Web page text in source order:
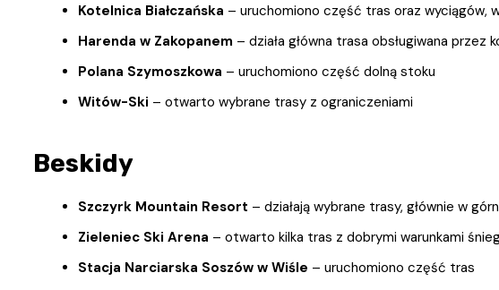
Kotelnica Białczańska – uruchomiono część tras oraz wyciągów,
Harenda w Zakopanem – działa główna trasa obsługiwana przez
Polana Szymoszkowa – uruchomiono część dolną stoku
Witów-Ski – otwarto wybrane trasy z ograniczeniami
Beskidy
Szczyrk Mountain Resort – działają wybrane trasy, głównie w
Zieleniec Ski Arena – otwarto kilka tras z dobrymi warunkami
Stacja Narciarska Soszów w Wiśle – uruchomiono część tras